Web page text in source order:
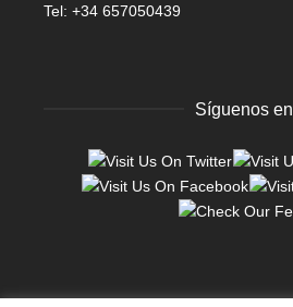
Tel: +34 657050439
Síguenos en